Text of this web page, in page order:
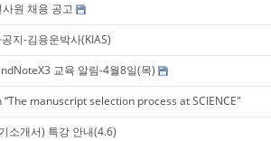
원 채용 공고
지-김용운박사(KIAS)
교육 알림-4월8일(목)
manuscript selection process at SCIENCE"
소개서) 특강 안내(4.6)